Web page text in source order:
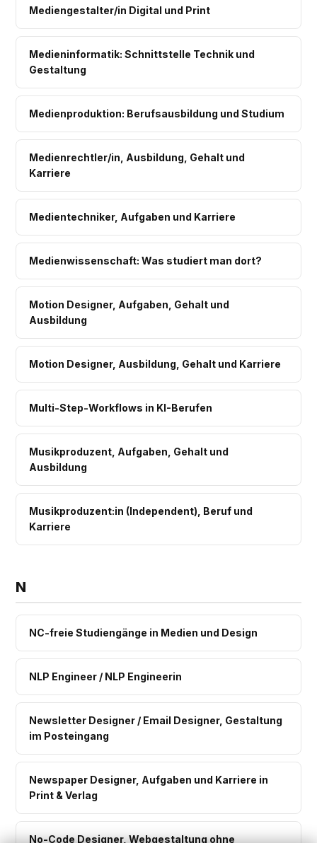
Mediengestalter/in Digital und Print
Medieninformatik: Schnittstelle Technik und
Gestaltung
Medienproduktion: Berufsausbildung und Studium
Medienrechtler/in, Ausbildung, Gehalt und
Karriere
Medientechniker, Aufgaben und Karriere
Medienwissenschaft: Was studiert man dort?
Motion Designer, Aufgaben, Gehalt und
Ausbildung
Motion Designer, Ausbildung, Gehalt und Karriere
Multi-Step-Workflows in KI-Berufen
Musikproduzent, Aufgaben, Gehalt und
Ausbildung
Musikproduzent:in (Independent), Beruf und
Karriere
N
NC-freie Studiengänge in Medien und Design
NLP Engineer / NLP Engineerin
Newsletter Designer / Email Designer, Gestaltung
im Posteingang
Newspaper Designer, Aufgaben und Karriere in
Print & Verlag
No-Code Designer, Webgestaltung ohne